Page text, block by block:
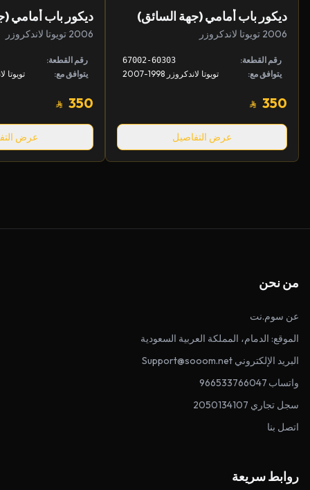
ديكور باب أمامي (جهة السائق)
2006 تويوتا لاندكروزر
رقم القطعة: 67002-60303
يتوافق مع: تويوتا لاندكروزر 1998-2007
350
عرض التفاصيل
ديكور باب أمامي
2006 تويوتا لاندكروزر
رقم القطعة:
يتوافق مع:
تويوتا
350
عرض
من نحن
عن سوم.نت
الموقع: الدمام، المملكة العربية السعودية
البريد الإلكتروني Support@sooom.net
واتساب 966533766047
سجل تجاري 2050134107
اتصل بنا
روابط سريعة